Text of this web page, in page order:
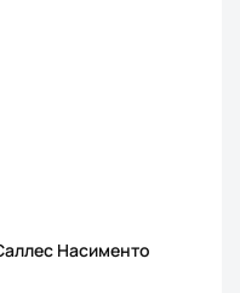
Насименто